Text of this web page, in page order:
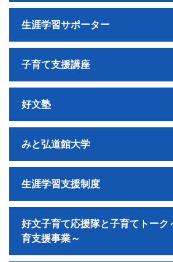
生涯学習サポーター
子育て支援講座
好文塾
みと弘道館大学
生涯学習支援制度
好文子育て応援隊と子育てトーク
育支援事業～